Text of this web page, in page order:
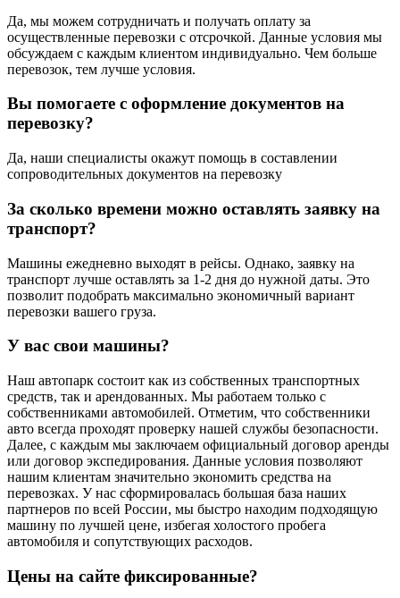
Да, мы можем сотрудничать и получать оплату за
осуществленные перевозки с отсрочкой. Данные условия мы
обсуждаем с каждым клиентом индивидуально. Чем больше
перевозок, тем лучше условия.
Вы помогаете с оформление документов на
перевозку?
Да, наши специалисты окажут помощь в составлении
сопроводительных документов на перевозку
За сколько времени можно оставлять заявку на
транспорт?
Машины ежедневно выходят в рейсы. Однако, заявку на
транспорт лучше оставлять за 1-2 дня до нужной даты. Это
позволит подобрать максимально экономичный вариант
перевозки вашего груза.
У вас свои машины?
Наш автопарк состоит как из собственных транспортных
средств, так и арендованных. Мы работаем только с
собственниками автомобилей. Отметим, что собственники
авто всегда проходят проверку нашей службы безопасности.
Далее, с каждым мы заключаем официальный договор аренды
или договор экспедирования. Данные условия позволяют
нашим клиентам значительно экономить средства на
перевозках. У нас сформировалась большая база наших
партнеров по всей России, мы быстро находим подходящую
машину по лучшей цене, избегая холостого пробега
автомобиля и сопутствующих расходов.
Цены на сайте фиксированные?